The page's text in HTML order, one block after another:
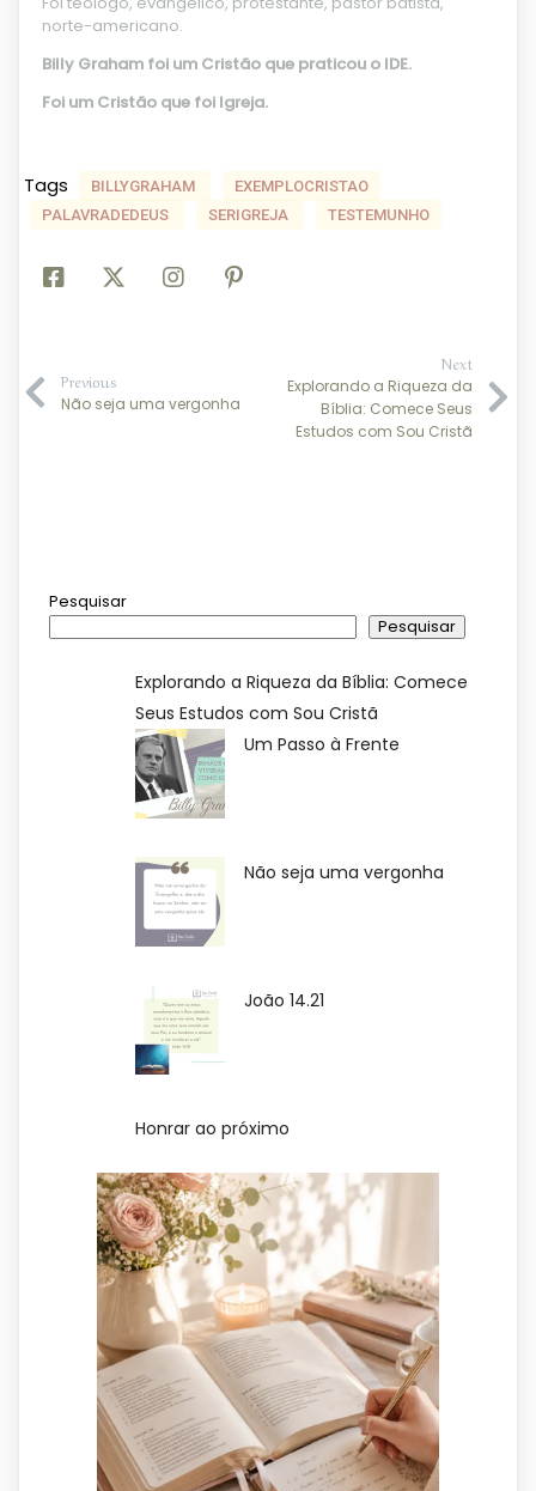
norte-americano.
Billy Graham foi um Cristão que praticou o IDE.
Foi um Cristão que foi Igreja.
Tags BILLYGRAHAM
EXEMPLOCRISTAO
PALAVRADEDEUS
SERIGREJA TESTEMUNHO
Previous
Não seja uma vergonha
Next
Explorando a Riqueza da
Bíblia: Comece Seus
Estudos com Sou Cristã
Pesquisar
Pesquisar
Explorando a Riqueza da Bíblia: Comece
Seus Estudos com Sou Cristã
Um Passo à Frente
Não seja uma vergonha
João 14.21
Honrar ao próximo